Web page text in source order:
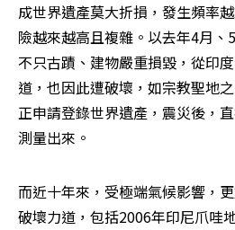
成世界遺產莫大折損，發生頻率
險越來越高且複雜。以去年4月、
不只古蹟、建物嚴重損毀，從印
道，也因此遭破壞，如宗教聖地
正申請登錄世界遺產，震災後，
測量出來。
而近十年來，受極端氣候影響，
破壞力道，包括2006年印尼爪哇